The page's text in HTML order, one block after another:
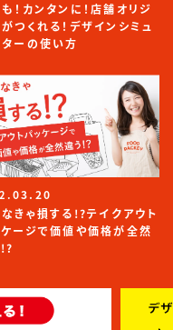
！カンタンに！店舗オリジ
つくれる！デザインシミュ
ターの使い方
03.20
きゃ損する!?テイクアウト
ケージで価値や価格が全然